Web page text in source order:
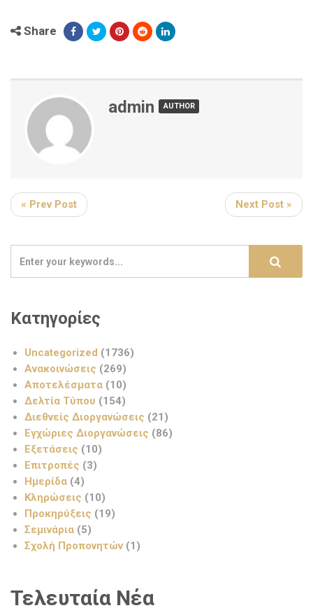
Share
admin AUTHOR
« Prev Post Next Post »
Κατηγορίες
Uncategorized (1736)
Ανακοινώσεις (269)
Αποτελέσματα (10)
Δελτία Τύπου (154)
Διεθνείς Διοργανώσεις (21)
Εγχώριες Διοργανώσεις (86)
Εξετάσεις (10)
Επιτροπές (3)
Ημερίδα (4)
Κληρώσεις (10)
Προκηρύξεις (19)
Σεμινάρια (5)
Σχολή Προπονητών (1)
Τελευταία Νέα